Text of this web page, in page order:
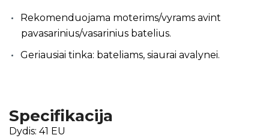
Rekomenduojama moterims/vyrams avint
pavasarinius/vasarinius batelius.
Geriausiai tinka: bateliams, siaurai avalynei.
Specifikacija
Dydis: 41 EU